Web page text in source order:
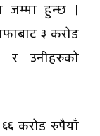
जम्मा हुन्छ ।
३ करोड
र उनीहरुको
करोड रुपैयाँ